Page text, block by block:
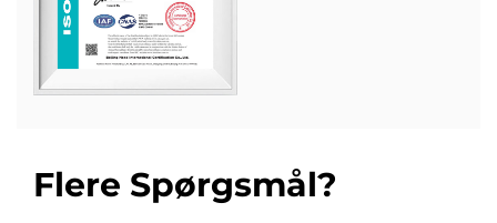
Flere Spørgsmål?